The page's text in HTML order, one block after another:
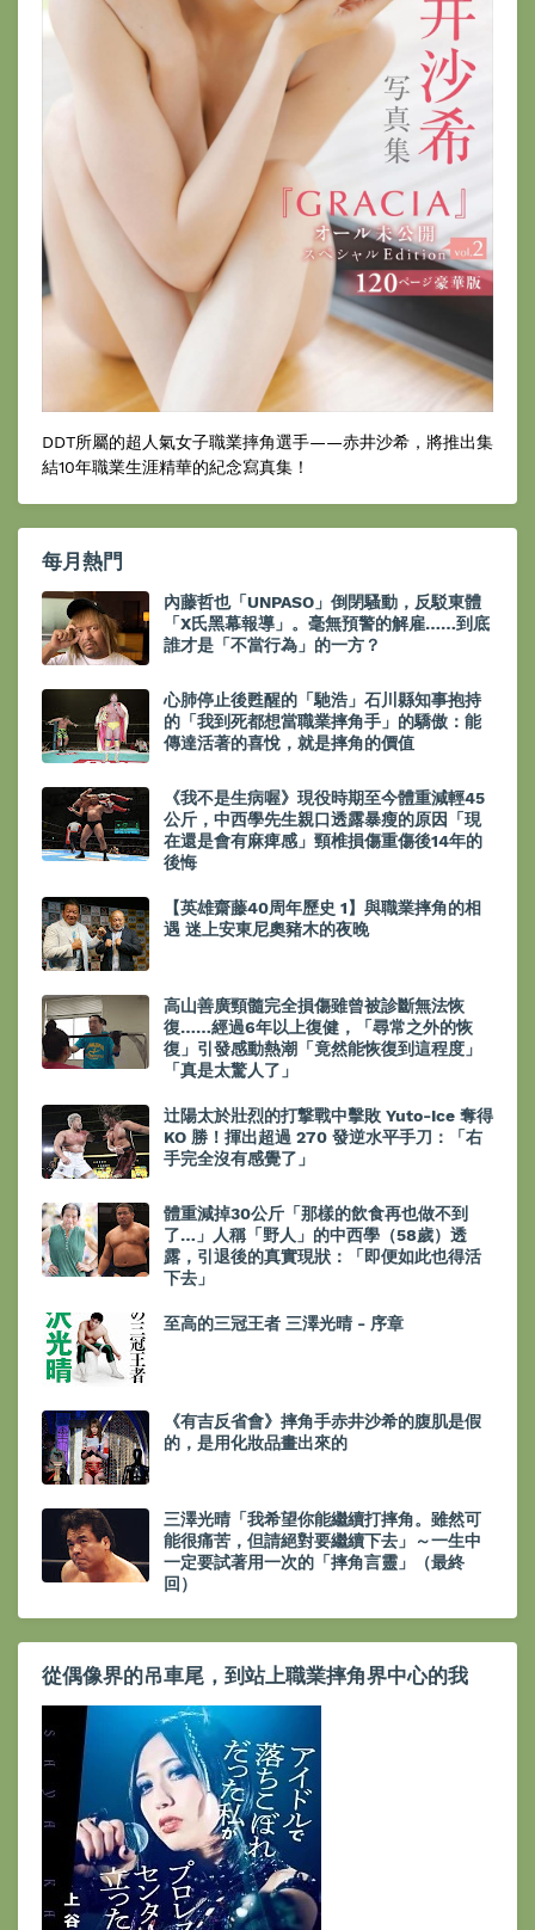
DDT所屬的超人氣女子職業摔角選手——赤井沙希，將推出集
結10年職業生涯精華的紀念寫真集！
每月熱門
內藤哲也「UNPASO」倒閉騷動，反駁東體
「X氏黑幕報導」。毫無預警的解雇……到底
誰才是「不當行為」的一方？
心肺停止後甦醒的「馳浩」石川縣知事抱持
的「我到死都想當職業摔角手」的驕傲：能
傳達活著的喜悅，就是摔角的價值
《我不是生病喔》現役時期至今體重減輕45
公斤，中西學先生親口透露暴瘦的原因「現
在還是會有麻痺感」頸椎損傷重傷後14年的
後悔
【英雄齋藤40周年歷史 1】與職業摔角的相
遇 迷上安東尼奧豬木的夜晚
高山善廣頸髓完全損傷雖曾被診斷無法恢
復……經過6年以上復健，「尋常之外的恢
復」引發感動熱潮「竟然能恢復到這程度」
「真是太驚人了」
辻陽太於壯烈的打撃戰中擊敗 Yuto-Ice 奪得
KO 勝！揮出超過 270 發逆水平手刀：「右
手完全沒有感覺了」
體重減掉30公斤「那樣的飲食再也做不到
了…」人稱「野人」的中西學（58歲）透
露，引退後的真實現狀：「即便如此也得活
下去」
至高的三冠王者 三澤光晴 - 序章
《有吉反省會》摔角手赤井沙希的腹肌是假
的，是用化妝品畫出來的
三澤光晴「我希望你能繼續打摔角。雖然可
能很痛苦，但請絕對要繼續下去」～一生中
一定要試著用一次的「摔角言靈」（最終
回）
從偶像界的吊車尾，到站上職業摔角界中心的我